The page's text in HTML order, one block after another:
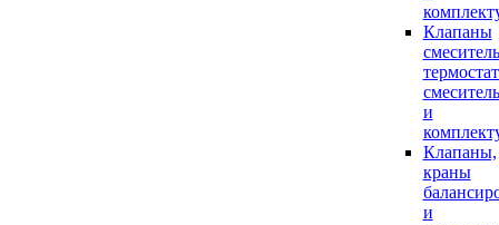
Клапаны
и
Клапаны,
краны
и